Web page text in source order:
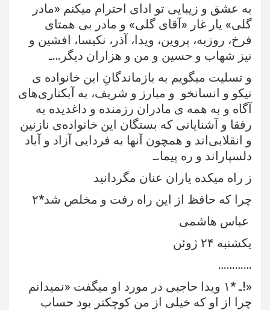
به عشق و زیبایی تو ادای احترام میکنم «مادر
گلی» یار غار «آقای گلی» و مادر بی همتای
فرخ، روزبه، پروین، ویدا، آذر، نکیسا، افشین و
نیز شهاب و حسین و من و هزاران دیگر…ـ
و تسلیت میگویم به بازماندگانِ این خانواده ی
نیکو و انسانخو و مبارز و شریف، به آبکناری‌های
آگاه و به همه ی مادران رزمنده و داغدیده به
رفقا و آشنایانی که بستگان این خانواده‌ی نازنین
و انقلابی‌اند و همچون آنها به فردایی آزاد و آباد
دلسپاراند و ره پیما.ـ
ز راه میکده یاران عنان مگردانید
چرا که حافظ از این راه رفت و مخلص شد*۲
عباس هاشمی
یکشنبه ۲۴ ژوئن
…………
«!ـ *۱ ویدا حاجبی در مورد او میگفت «نمیدانم
چرا از او که خیلی از من کوچکتر بود حساب